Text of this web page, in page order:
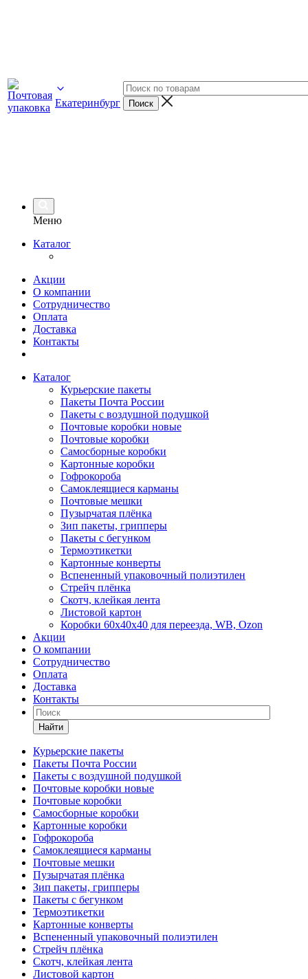
Екатеринбург
Меню
Каталог
Акции
О компании
Сотрудничество
Оплата
Доставка
Контакты
Каталог
Курьерские пакеты
Пакеты Почта России
Пакеты с воздушной подушкой
Почтовые коробки новые
Почтовые коробки
Самосборные коробки
Картонные коробки
Гофрокороба
Самоклеящиеся карманы
Почтовые мешки
Пузырчатая плёнка
Зип пакеты, грипперы
Пакеты с бегунком
Термоэтикетки
Картонные конверты
Вспененный упаковочный полиэтилен
Стрейч плёнка
Скотч, клейкая лента
Листовой картон
Коробки 60х40х40 для переезда, WB, Ozon
Акции
О компании
Сотрудничество
Оплата
Доставка
Контакты
Найти
Курьерские пакеты
Пакеты Почта России
Пакеты с воздушной подушкой
Почтовые коробки новые
Почтовые коробки
Самосборные коробки
Картонные коробки
Гофрокороба
Самоклеящиеся карманы
Почтовые мешки
Пузырчатая плёнка
Зип пакеты, грипперы
Пакеты с бегунком
Термоэтикетки
Картонные конверты
Вспененный упаковочный полиэтилен
Стрейч плёнка
Скотч, клейкая лента
Листовой картон